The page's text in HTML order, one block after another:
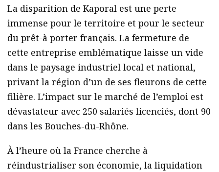
La disparition de Kaporal est une perte
immense pour le territoire et pour le secteur
du prêt-à porter français. La fermeture de
cette entreprise emblématique laisse un vide
dans le paysage industriel local et national,
privant la région d’un de ses fleurons de cette
filière. L’impact sur le marché de l’emploi est
dévastateur avec 250 salariés licenciés, dont 90
dans les Bouches-du-Rhône.
À l’heure où la France cherche à
réindustrialiser son économie, la liquidation